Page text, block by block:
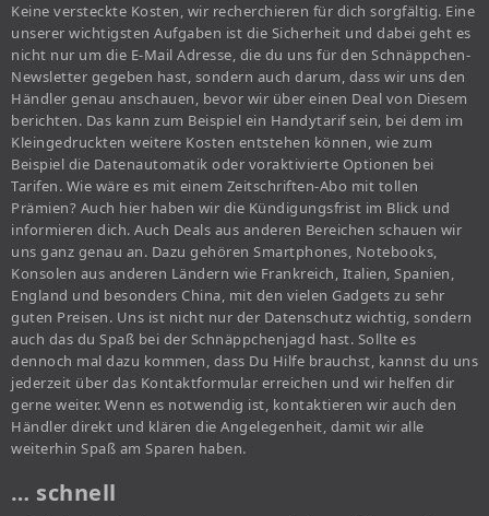
Keine versteckte Kosten, wir recherchieren für dich sorgfältig. Eine
unserer wichtigsten Aufgaben ist die Sicherheit und dabei geht es
nicht nur um die E-Mail Adresse, die du uns für den Schnäppchen-
Newsletter gegeben hast, sondern auch darum, dass wir uns den
Händler genau anschauen, bevor wir über einen Deal von Diesem
berichten. Das kann zum Beispiel ein Handytarif sein, bei dem im
Kleingedruckten weitere Kosten entstehen können, wie zum
Beispiel die Datenautomatik oder voraktivierte Optionen bei
Tarifen. Wie wäre es mit einem Zeitschriften-Abo mit tollen
Prämien? Auch hier haben wir die Kündigungsfrist im Blick und
informieren dich. Auch Deals aus anderen Bereichen schauen wir
uns ganz genau an. Dazu gehören Smartphones, Notebooks,
Konsolen aus anderen Ländern wie Frankreich, Italien, Spanien,
England und besonders China, mit den vielen Gadgets zu sehr
guten Preisen. Uns ist nicht nur der Datenschutz wichtig, sondern
auch das du Spaß bei der Schnäppchenjagd hast. Sollte es
dennoch mal dazu kommen, dass Du Hilfe brauchst, kannst du uns
jederzeit über das Kontaktformular erreichen und wir helfen dir
gerne weiter. Wenn es notwendig ist, kontaktieren wir auch den
Händler direkt und klären die Angelegenheit, damit wir alle
weiterhin Spaß am Sparen haben.
… schnell